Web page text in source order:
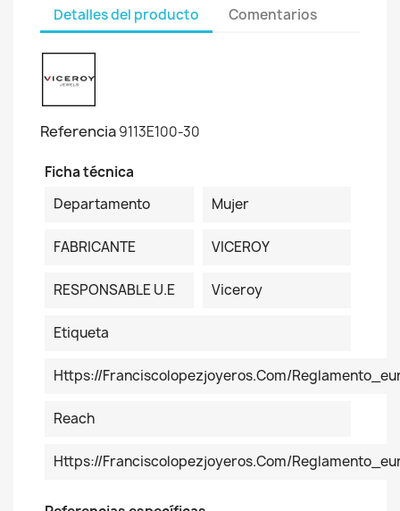
Detalles del producto Comentarios
Referencia9113E100-30
Ficha técnica
Departamento
Mujer
FABRICANTE VICEROY
RESPONSABLE U.E Viceroy
Etiqueta
Https://franciscolopezjoyeros.com/
Reach
Https://franciscolopezjoyeros.com/